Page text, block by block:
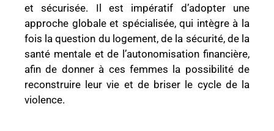
et sécurisée. Il est impératif d’adopter une
approche globale et spécialisée, qui intègre à la
fois la question du logement, de la sécurité, de la
santé mentale et de l’autonomisation financière,
afin de donner à ces femmes la possibilité de
reconstruire leur vie et de briser le cycle de la
violence.